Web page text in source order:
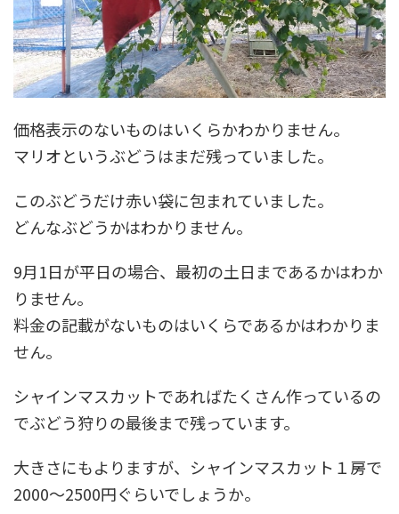
価格表示のないものはいくらかわかりません。
マリオというぶどうはまだ残っていました。
このぶどうだけ赤い袋に包まれていました。
どんなぶどうかはわかりません。
9月1日が平日の場合、最初の土日まであるかはわか
りません。
料金の記載がないものはいくらであるかはわかりま
せん。
シャインマスカットであればたくさん作っているの
でぶどう狩りの最後まで残っています。
大きさにもよりますが、シャインマスカット１房で
2000～2500円ぐらいでしょうか。